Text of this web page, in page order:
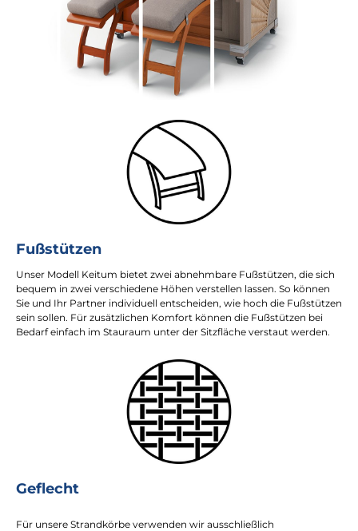
Fußstützen
Unser Modell Keitum bietet zwei abnehmbare Fußstützen, die sich
bequem in zwei verschiedene Höhen verstellen lassen. So können
Sie und Ihr Partner individuell entscheiden, wie hoch die Fußstützen
sein sollen. Für zusätzlichen Komfort können die Fußstützen bei
Bedarf einfach im Stauraum unter der Sitzfläche verstaut werden.
Geflecht
Für unsere Strandkörbe verwenden wir ausschließlich